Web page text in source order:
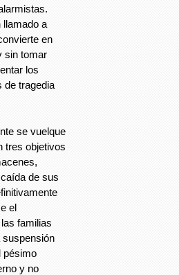
llamado a
en
sin tomar
los
de tragedia
se vuelque
tres objetivos
de sus
el
familias
suspensión
pésimo
y no